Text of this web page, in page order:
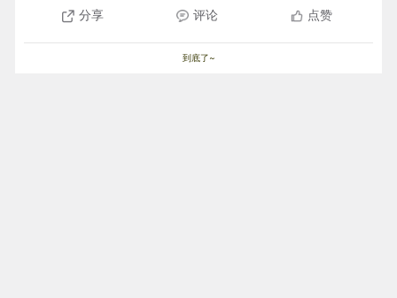
分享 评论 点赞
到底了~